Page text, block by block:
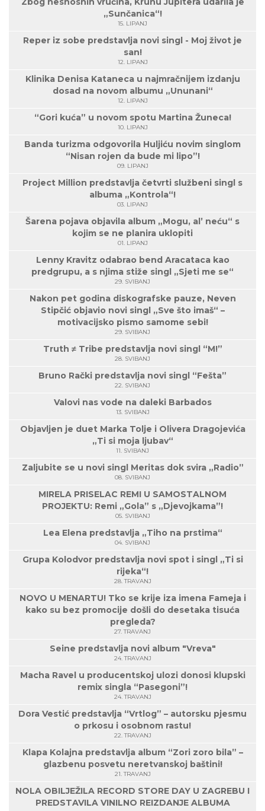
„Sunčanica“!
15. LIPANJ
Reper iz sobe predstavlja novi singl - Moj život je
san!
12. LIPANJ
Klinika Denisa Kataneca u najmračnijem izdanju
dosad na novom albumu „Ununani“
12. LIPANJ
“Gori kuća” u novom spotu Martina Žuneca!
10. LIPANJ
Banda turizma odgovorila Huljiću novim singlom
“Nisan rojen da bude mi lipo”!
09. LIPANJ
Project Million predstavlja četvrti službeni singl s
albuma „Kontrola“!
03. LIPANJ
Šarena pojava objavila album „Mogu, al’ neću“ s
kojim se ne planira uklopiti
01. LIPANJ
Lenny Kravitz odabrao bend Aracataca kao
predgrupu, a s njima stiže singl „Sjeti me se“
29. SVIBANJ
Nakon pet godina diskografske pauze, Neven
Stipčić objavio novi singl „Sve što imaš“ –
motivacijsko pismo samome sebi!
29. SVIBANJ
Truth ≠ Tribe predstavlja novi singl “M!”
28. SVIBANJ
Bruno Rački predstavlja novi singl “Fešta”
22. SVIBANJ
Valovi nas vode na daleki Barbados
13. SVIBANJ
Objavljen je duet Marka Tolje i Olivera Dragojevića
„Ti si moja ljubav“
11. SVIBANJ
Zaljubite se u novi singl Meritas dok svira „Radio”
08. SVIBANJ
MIRELA PRISELAC REMI U SAMOSTALNOM
PROJEKTU: Remi „Gola” s „Djevojkama”!
05. SVIBANJ
Lea Elena predstavlja „Tiho na prstima“
04. SVIBANJ
Grupa Kolodvor predstavlja novi spot i singl „Ti si
rijeka“!
28. TRAVANJ
NOVO U MENARTU! Tko se krije iza imena Fameja i
kako su bez promocije došli do desetaka tisuća
pregleda?
27. TRAVANJ
Seine predstavlja novi album "Vreva"
24. TRAVANJ
Macha Ravel u producentskoj ulozi donosi klupski
remix singla “Pasegoni”!
24. TRAVANJ
Dora Vestić predstavlja “Vrtlog” – autorsku pjesmu
o prkosu i osobnom rastu!
22. TRAVANJ
Klapa Kolajna predstavlja album “Zori zoro bila” –
glazbenu posvetu neretvanskoj baštini!
21. TRAVANJ
NOLA OBILJEŽILA RECORD STORE DAY U ZAGREBU I
PREDSTAVILA VINILNO REIZDANJE ALBUMA